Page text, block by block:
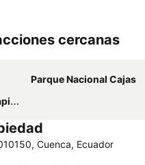
cercanas
Parque Nacional Cajas
Cuenca, Ecuador